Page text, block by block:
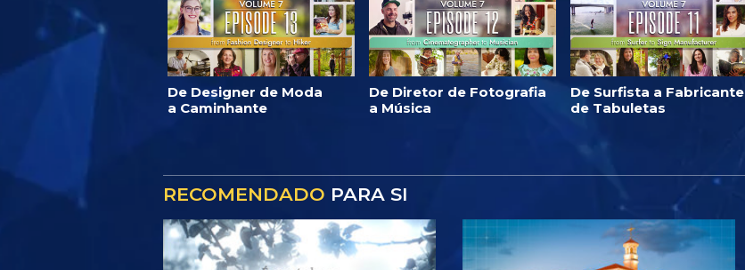
De Designer de Moda
a Caminhante
De Diretor de Fotografia
a Música
De Surfista a Fabricante
de Tabuletas
RECOMENDADO PARA SI